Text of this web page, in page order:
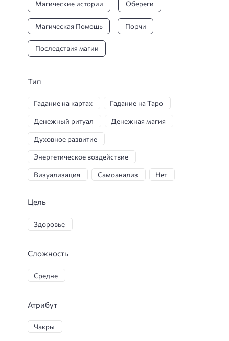
Магические истории Обереги
Магическая Помощь Порчи
Последствия магии
Тип
Гадание на картах Гадание на Таро
Денежный ритуал Денежная магия
Духовное развитие
Энергетическое воздействие
Визуализация Самоанализ Нет
Символический анализ
Телекинез
Выбор колдовского имени
Цель
Здоровье
Сложность
Средне
Атрибут
Чакры